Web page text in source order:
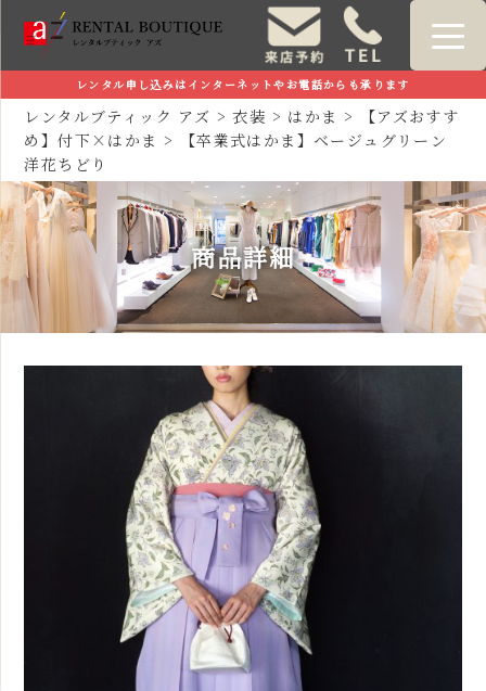
レンタル申し込みはインターネットやお電話からも承ります
レンタルブティック アズ >衣装 > はかま >
【アズおすす
め】付下×はかま >
【卒業式はかま】ベージュグリーン
洋花ちどり
商品詳細